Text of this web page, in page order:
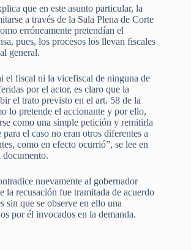
que en este asunto particular, la
a través de la Sala Plena de Corte
erróneamente pretendían el
pues, los procesos los llevan fiscales
general.
el fiscal ni la vicefiscal de ninguna de
por el actor, es claro que la
el trato previsto en el art. 58 de la
lo pretende el accionante y por ello,
como una simple petición y remitirla
para el caso no eran otros diferentes a
como en efecto ocurrió”, se lee en
documento.
nuevamente al gobernador
la recusación fue tramitada de acuerdo
sin que se observe en ello una
por él invocados en la demanda.